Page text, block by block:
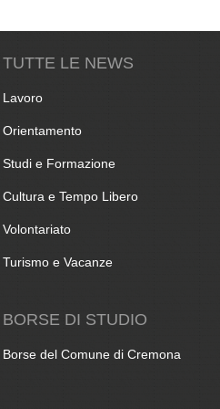
TUTTE LE NEWS
Lavoro
Orientamento
Studi e Formazione
Cultura e Tempo Libero
Volontariato
Turismo e Vacanze
BORSE DI STUDIO
Borse del Comune di Cremona